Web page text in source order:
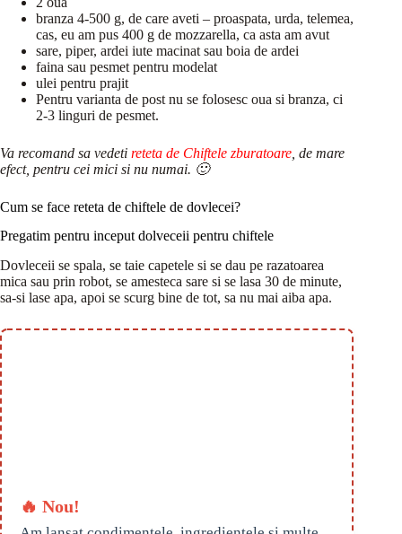
branza 4-500 g, de care aveti – proaspata, urda, telemea,
cas, eu am pus 400 g de mozzarella, ca asta am avut
sare, piper, ardei iute macinat sau boia de ardei
faina sau pesmet pentru modelat
ulei pentru prajit
Pentru varianta de post nu se folosesc oua si branza, ci
2-3 linguri de pesmet.
Va recomand sa vedeti reteta de Chiftele zburatoare , de mare
efect, pentru cei mici si nu numai. 🙂
Cum se face reteta de chiftele de dovlecei?
Pregatim pentru inceput dolveceii pentru chiftele
Dovleceii se spala, se taie capetele si se dau pe razatoarea
mica sau prin robot, se amesteca sare si se lasa 30 de minute,
sa-si lase apa, apoi se scurg bine de tot, sa nu mai aiba apa.
🔥 Nou!